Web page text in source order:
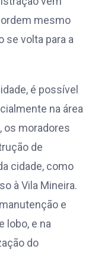
mesmo
se volta para a
é possível
na área
os moradores
de
cidade, como
à Vila Mineira.
e
lobo, e na
do